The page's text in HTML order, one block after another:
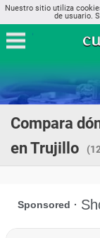
Nuestro sitio utiliza
de usuario.
Compara
en Trujillo